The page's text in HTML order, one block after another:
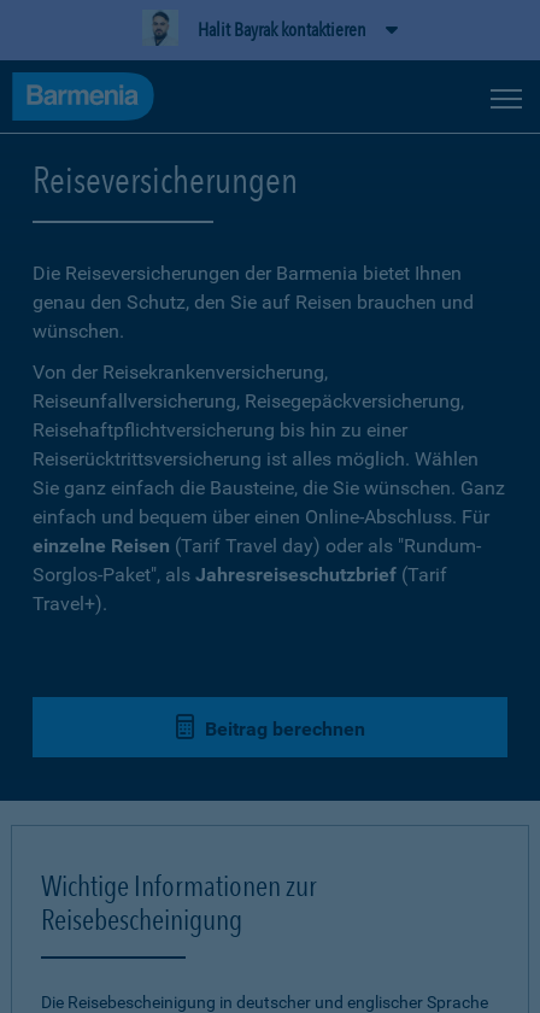
Halit Bayrak kontaktieren
Reiseversicherungen
Die Reiseversicherungen der Barmenia bietet Ihnen
genau den Schutz, den Sie auf Reisen brauchen und
wünschen.
Von der Reisekrankenversicherung,
Reiseunfallversicherung, Reisegepäckversicherung,
Reisehaftpflichtversicherung bis hin zu einer
Reiserücktrittsversicherung ist alles möglich. Wählen
Sie ganz einfach die Bausteine, die Sie wünschen. Ganz
einfach und bequem über einen Online-Abschluss. Für
einzelne Reisen (Tarif Travel day) oder als "Rundum-
Sorglos-Paket", als Jahresreiseschutzbrief (Tarif
Travel+).
Beitrag berechnen
Wichtige Informationen zur
Reisebescheinigung
Die Reisebescheinigung in deutscher und englischer Sprache